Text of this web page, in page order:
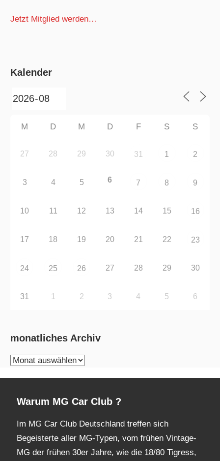
Jetzt Mitglied werden…
Kalender
M D M D F S S
27 28 29 30 31 1 2
3 4 5 6 7 8 9
10 11 12 13 14 15 16
17 18 19 20 21 22 23
24 25 26 27 28 29 30
31 1 2 3 4 5 6
monatliches Archiv
monatliches
Warum MG Car Club ?
Im MG Car Club Deutschland treffen sich
Begeisterte aller MG-Typen, vom frühen Vintage-
MG der frühen 30er Jahre, wie die 18/80 Tigress,